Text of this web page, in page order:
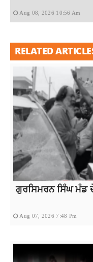
Aug 08, 2026 10:56 Am
RELATED
ਗੁਰਸਿਮਰਨ ਸਿੰਘ ਮੰਡ
Aug 07, 2026 7:48 Pm